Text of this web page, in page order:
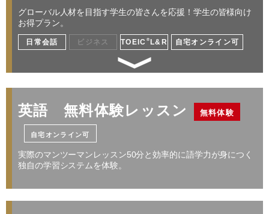
グ 他
レッスン料金サンプル
受講回数 32回 通学期間目安 4ヶ月
￥256,960
・レベルによって受講コースが変わります。詳しくはお問い合わせください。
・１レッスン50分。
・別途、入学金33,000円（税込）および 教材費が必要となります。
・受講回数が同じでも、通い方（通学ペース）により通学期間目安、受講料は異
グローバル人材を目指す学生の皆さんを応援！学生の皆様向け
お得プラン。
日常会話 ビジネス TOEIC ® L&R 自宅オンライン可
高校・大学・専門学生が対象 日常英会話／留学
／資格対策
レッスン料金サンプル
受講回数 32回 通学期間目安 4ヶ月
英語 無料体験レッスン 無料体験
自宅オンライン可
実際のマンツーマンレッスン50分と効率的に語学力が身につく
独自の学習システムを体験。